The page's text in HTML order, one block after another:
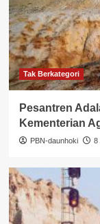
Tak Berkategori
Pesantren
Kementerian
PBN-daunhoki 8